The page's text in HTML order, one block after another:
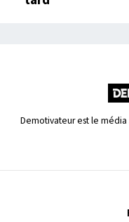
Demotivateur est le